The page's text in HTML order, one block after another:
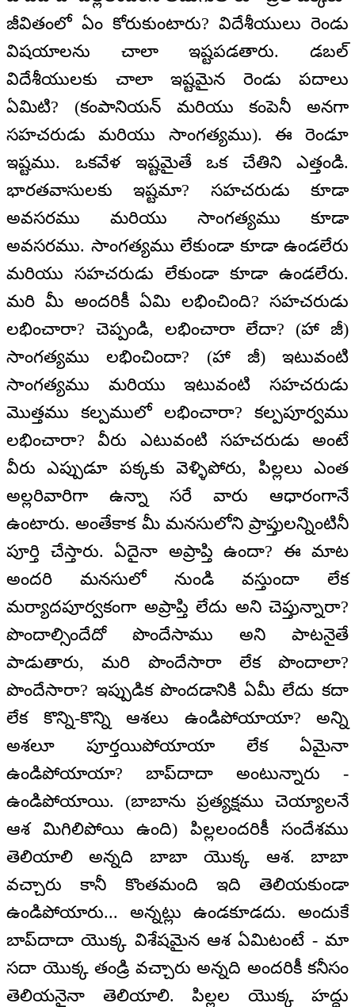
జీవితంలో ఏం కోరుకుంటారు? విదేశీయులు రెండు
విషయాలను చాలా ఇష్టపడతారు. డబల్
విదేశీయులకు చాలా ఇష్టమైన రెండు పదాలు
ఏమిటి? (కంపానియన్ మరియు కంపెనీ అనగా
సహచరుడు మరియు సాంగత్యము). ఈ రెండూ
ఇష్టము. ఒకవేళ ఇష్టమైతే ఒక చేతిని ఎత్తండి.
భారతవాసులకు ఇష్టమా? సహచరుడు కూడా
అవసరము మరియు సాంగత్యము కూడా
అవసరము. సాంగత్యము లేకుండా కూడా ఉండలేరు
మరియు సహచరుడు లేకుండా కూడా ఉండలేరు.
మరి మీ అందరికీ ఏమి లభించింది? సహచరుడు
లభించారా? చెప్పండి, లభించారా లేదా? (హా జీ)
సాంగత్యము లభించిందా? (హా జీ) ఇటువంటి
సాంగత్యము మరియు ఇటువంటి సహచరుడు
మొత్తము కల్పములో లభించారా? కల్పపూర్వము
లభించారా? వీరు ఎటువంటి సహచరుడు అంటే
వీరు ఎప్పుడూ పక్కకు వెళ్ళిపోరు, పిల్లలు ఎంత
అల్లరివారిగా ఉన్నా సరే వారు ఆధారంగానే
ఉంటారు. అంతేకాక మీ మనసులోని ప్రాప్తులన్నింటినీ
పూర్తి చేస్తారు. ఏదైనా అప్రాప్తి ఉందా? ఈ మాట
అందరి మనసులో నుండి వస్తుందా లేక
మర్యాదపూర్వకంగా అప్రాప్తి లేదు అని చెప్తున్నారా?
పొందాల్సిందేదో పొందేసాము అని పాటనైతే
పాడుతారు, మరి పొందేసారా లేక పొందాలా?
పొందేసారా? ఇప్పుడిక పొందడానికి ఏమీ లేదు కదా
లేక కొన్ని-కొన్ని ఆశలు ఉండిపోయాయా? అన్ని
అశలూ పూర్తయిపోయాయా లేక ఏమైనా
ఉండిపోయాయా? బాప్‌‌దాదా అంటున్నారు -
ఉండిపోయాయి. (బాబాను ప్రత్యక్షము చెయ్యాలనే
ఆశ మిగిలిపోయి ఉంది) పిల్లలందరికీ సందేశము
తెలియాలి అన్నది బాబా యొక్క ఆశ. బాబా
వచ్చారు కానీ కొంతమంది ఇది తెలియకుండా
ఉండిపోయారు... అన్నట్లు ఉండకూడదు. అందుకే
బాప్‌‌దాదా యొక్క విశేషమైన ఆశ ఏమిటంటే - మా
సదా యొక్క తండ్రి వచ్చారు అన్నది అందరికీ కనీసం
తెలియనైనా తెలియాలి. పిల్లల యొక్క హద్దు